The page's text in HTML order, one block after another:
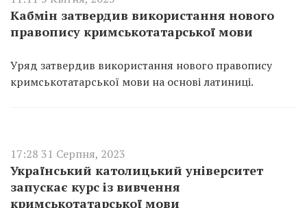
Кабмін затвердив використання нового
правопису кримськотатарської мови
Уряд затвердив використання нового правопису
кримськотатарської мови на основі латиниці.
17:28 31 Серпня, 2023
Український католицький університет
запускає курс із вивчення
кримськотатарської мови